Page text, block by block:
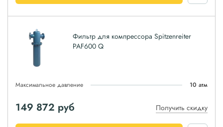
Фильтр для компрессора Spitzenreiter
PAF600 Q
Максимальное давление 10 атм
149 872 руб Получить скидку